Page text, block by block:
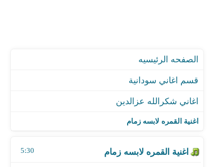
اغنية القمره لابسه زمام
اغنية القمره لابسه زمام
5:30
اغنية غير للا مابتقول حاجة
اغنية اسمك فى لسانى